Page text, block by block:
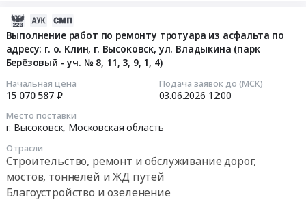
Выполнение работ по ремонту тротуара из асфальта по
адресу: г. о. Клин, г. Высоковск, ул. Владыкина (парк
Берёзовый - уч. № 8, 11, 3, 9, 1, 4)
Начальная цена
15 070 587 ₽
Подача заявок до (МСК)
03.06.2026 12:00
Место поставки
г. Высоковск, Московская область
Отрасли
Строительство, ремонт и обслуживание дорог,
мостов, тоннелей и ЖД путей
Благоустройство и озеленение